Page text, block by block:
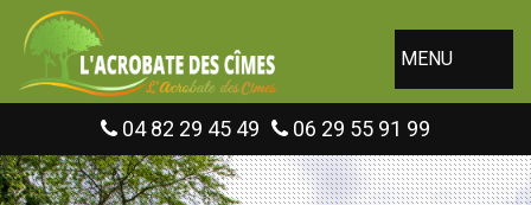
MENU
04 82 29 45 49 06 29 55 91 99